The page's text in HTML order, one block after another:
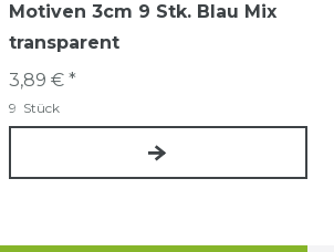
Motiven 3cm 9 Stk. Blau Mix
transparent
3,89 € *
9 Stück